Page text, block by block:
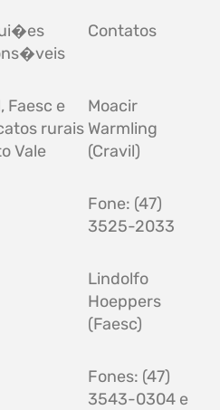
Contatos
Faesc e
rurais
Vale
Moacir
Warmling
(Cravil)
Fone: (47)
3525-2033
Lindolfo
Hoeppers
(Faesc)
Fones: (47)
3543-0304 e